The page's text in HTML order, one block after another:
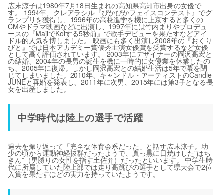
広末涼子は1980年7月18日生まれの高知県高知市出身の女優で
す。 1994年、クレアラシル『ぴかぴかフェイスコンテスト』でグ
ランプリを獲得し、1996年の高校進学を機に上京すると多くの
CMやドラマ映画などに出演し、1997年には竹内まりやプロデュ
ースの『MajiでKoiする5秒前』で歌手デビューを果たすなどアイ
ドル的人気を博しました。 映画にも多く出演し2008年の『おくり
びと』では日本アカデミー賞優秀主演女優賞を受賞するなど女優
として高く評価されています。 2003年にデザイナーの岡沢高宏と
の結婚、2004年の長男の誕生を機に一時的に女優業を休業したの
ち、2005年に復帰。しかし岡沢高宏との結婚生活は5年で幕を閉
じてしまいました。2010年、キャンドル・アーティストのCandle
JUNEと再婚を発表し、2011年に次男、2015年には第3子となる長
女を出産しました。
中学時代は陸上の選手で活躍
過去を振り返って「完全な体育会系だった」と話す広末涼子。幼
少の頃から運動神経抜群だったようで、真っ黒に日焼けした”はち
きん”（男勝りの女性を指す土佐弁）だったといいます。 中学生時
代に所属していた陸上部では走り高跳びの選手として県大会で2位
入賞を果たすほどの実力を持っていたようです。